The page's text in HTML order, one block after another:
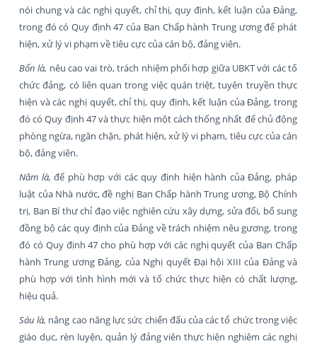
nói chung và các nghị quyết, chỉ thị, quy định, kết luận của Đảng,
trong đó có Quy định 47 của Ban Chấp hành Trung ương để phát
hiện, xử lý vi phạm về tiêu cực của cán bộ, đảng viên.
Bốn là, nêu cao vai trò, trách nhiệm phối hợp giữa UBKT với các tổ
chức đảng, có liên quan trong việc quán triệt, tuyên truyền thực
hiện và các nghị quyết, chỉ thị, quy định, kết luận của Đảng, trong
đó có Quy định 47 và thực hiện một cách thống nhất để chủ động
phòng ngừa, ngăn chặn, phát hiện, xử lý vi phạm, tiêu cực của cán
bộ, đảng viên.
Năm là, để phù hợp với các quy định hiện hành của Đảng, pháp
luật của Nhà nước, đề nghị Ban Chấp hành Trung ương, Bộ Chính
trị, Ban Bí thư chỉ đạo việc nghiên cứu xây dựng, sửa đổi, bổ sung
đồng bộ các quy định của Đảng về trách nhiệm nêu gương, trong
đó có Quy định 47 cho phù hợp với các nghị quyết của Ban Chấp
hành Trung ương Đảng, của Nghị quyết Đại hội XIII của Đảng và
phù hợp với tình hình mới và tổ chức thực hiện có chất lượng,
hiệu quả.
Sáu là, nâng cao năng lực sức chiến đấu của các tổ chức trong việc
giáo dục, rèn luyện, quản lý đảng viên thực hiện nghiêm các nghị